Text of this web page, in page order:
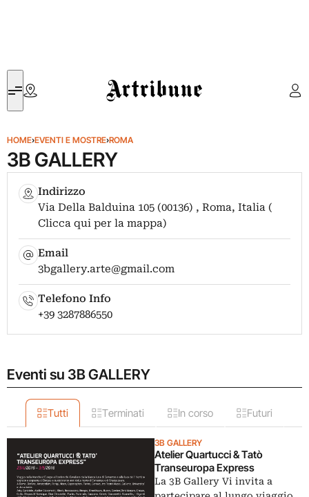
Artribune
HOME›EVENTI E MOSTRE›ROMA
3B GALLERY
Indirizzo
Via Della Balduina 105 (00136) , Roma, Italia (
Clicca qui per la mappa)
Email
3bgallery.arte@gmail.com
Telefono Info
+39 3287886550
Eventi su 3B GALLERY
Tutti Terminati In corso Futuri
3B GALLERY
Atelier Quartucci & Tatò
Transeuropa Express
La 3B Gallery Vi invita a